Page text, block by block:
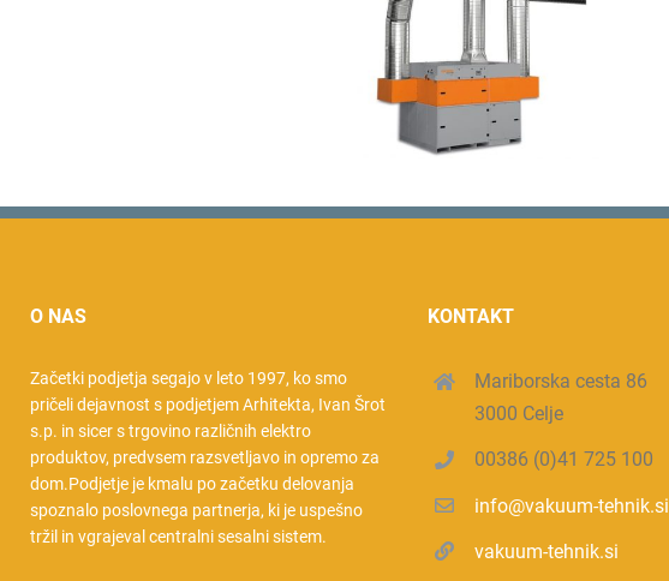
O NAS
Začetki podjetja segajo v leto 1997, ko smo
pričeli dejavnost s podjetjem Arhitekta, Ivan Šrot
s.p. in sicer s trgovino različnih elektro
produktov, predvsem razsvetljavo in opremo za
dom.Podjetje je kmalu po začetku delovanja
spoznalo poslovnega partnerja, ki je uspešno
tržil in vgrajeval centralni sesalni sistem.
KONTAKT
Mariborska cesta 86
3000 Celje
00386 (0)41 725 100
info@vakuum-tehnik.si
vakuum-tehnik.si